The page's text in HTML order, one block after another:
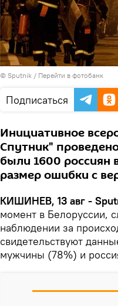
© Sputnik / Перейти в фотобанк
Подписаться
Инициативное
Спутник"
были 1600 россиян
размер ошибки с
КИШИНЕВ, 13 авг -
момент в Белоруссии,
наблюдении за
свидетельствуют
мужчины (78%) и